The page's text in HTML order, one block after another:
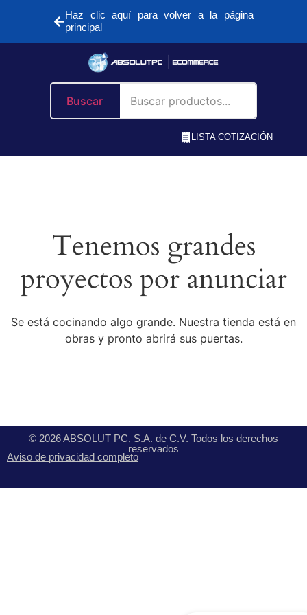
Haz clic aquí para volver a la página
principal
Buscar
LISTA COTIZACIÓN
Tenemos grandes
proyectos por anunciar
Se está cocinando algo grande. Nuestra tienda está en
obras y pronto abrirá sus puertas.
© 2026 ABSOLUT PC, S.A. de C.V. Todos los derechos
reservados
Aviso de privacidad completo